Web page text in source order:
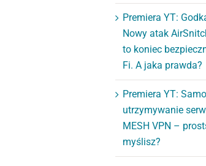
Premiera YT:
Nowy atak
to koniec
Fi. A jaka prawda?
Premiera YT:
utrzymywanie
MESH VPN –
myślisz?